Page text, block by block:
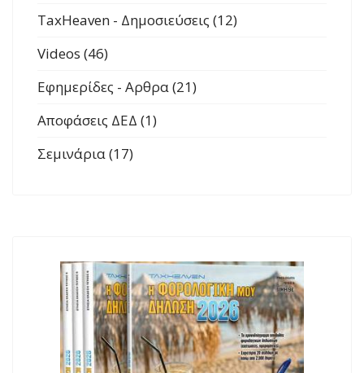
TaxHeaven - Δημοσιεύσεις (12)
Videos (46)
Εφημερίδες - Αρθρα (21)
Αποφάσεις ΔΕΔ (1)
Σεμινάρια (17)